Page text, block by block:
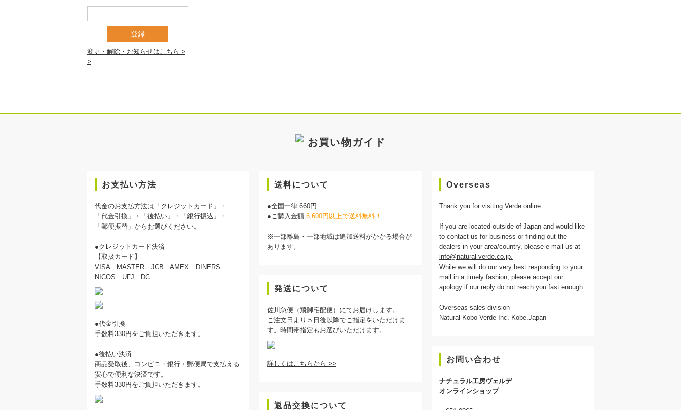
登録
変更・解除・お知らせはこちら >
>
お買い物ガイド
お支払い方法
代金のお支払方法は「クレジットカード」・
「代金引換」・「後払い」・「銀行振込」・
「郵便振替」からお選びください。
●クレジットカード決済
【取扱カード】
VISA MASTER JCB AMEX DINERS
NICOS UFJ DC
●代金引換
手数料330円をご負担いただきます。
●後払い決済
商品受取後、コンビニ・銀行・郵便局で支払える
安心で便利な決済です。
手数料330円をご負担いただきます。
送料について
●全国一律 660円
●ご購入金額 6,600円以上で送料無料！
※一部離島・一部地域は追加送料がかかる場合が
あります。
発送について
佐川急便（飛脚宅配便）にてお届けします。
ご注文日より５日後以降でご指定をいただけま
す。時間帯指定もお選びいただけます。
詳しくはこちらから >>
返品交換について
Overseas
Thank you for visiting Verde online.
If you are located outside of Japan and would like
to contact us for business or finding out the
dealers in your area/country, please e-mail us at
info@natural-verde.co.jp.
While we will do our very best responding to your
mail in a timely fashion, please accept our
apology if our reply do not reach you fast enough.
Overseas sales division
Natural Kobo Verde Inc. Kobe.Japan
お問い合わせ
ナチュラル工房ヴェルデ
オンラインショップ